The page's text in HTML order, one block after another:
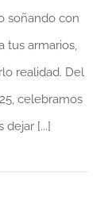
soñando con
tus armarios,
realidad. Del
celebramos
[...]